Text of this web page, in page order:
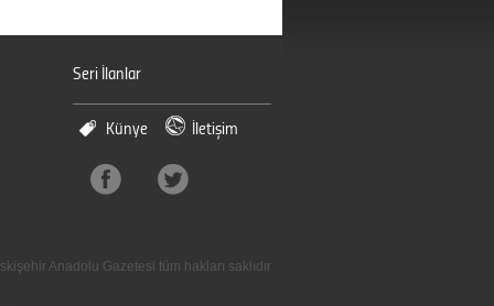
Seri İlanlar
Künye İletişim
Anadolu Gazetesi tüm hakları saklıdır